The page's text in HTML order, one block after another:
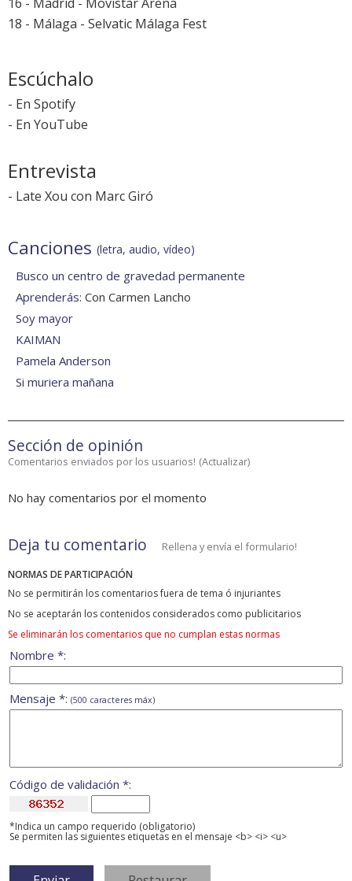
18 - Málaga - Selvatic Málaga Fest
Escúchalo
- En Spotify
- En YouTube
Entrevista
- Late Xou con Marc Giró
Canciones (letra, audio, vídeo)
Busco un centro de gravedad permanente
Aprenderás: Con Carmen Lancho
Soy mayor
KAIMAN
Pamela Anderson
Si muriera mañana
Sección de opinión
Comentarios enviados por los usuarios! (Actualizar)
No hay comentarios por el momento
Deja tu comentario Rellena y envía el formulario!
NORMAS DE PARTICIPACIÓN
No se permitirán los comentarios fuera de tema ó injuriantes
No se aceptarán los contenidos considerados como publicitarios
Se eliminarán los comentarios que no cumplan estas normas
Nombre *:
Mensaje *: (500 caracteres máx)
Código de validación *:
*Indica un campo requerido (obligatorio)
Se permiten las siguientes etiquetas en el mensaje <b> <i> <u>